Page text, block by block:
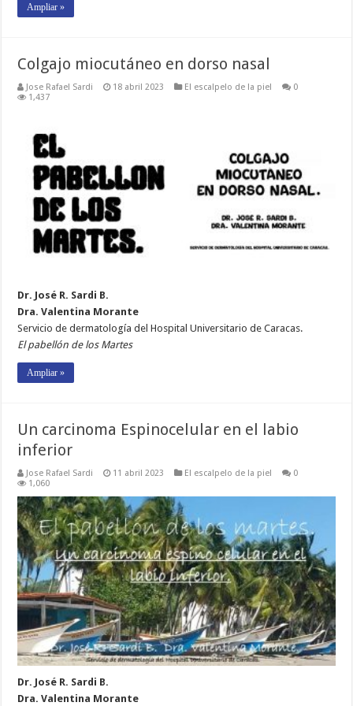
Ampliar »
Colgajo miocutáneo en dorso nasal
Jose Rafael Sardi 18 abril 2023 El escalpelo de la piel
0
1,437
Dr. José R. Sardi B.
Dra. Valentina Morante
Servicio de dermatología del Hospital Universitario de Caracas.
El pabellón de los Martes
Ampliar »
Un carcinoma Espinocelular en el labio
inferior
Jose Rafael Sardi 11 abril 2023 El escalpelo de la piel
0
1,060
Dr. José R. Sardi B.
Dra. Valentina Morante